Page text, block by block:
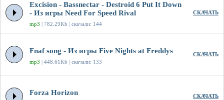
Excision - Bassnectar - Destroid 6 Put It Down
- Из игры Need For Speed Rival
mp3 | 782.29Kb | скачали: 144
СКАЧАТЬ
Fnaf song - Из игры Five Nights at Freddys
mp3 | 448.61Kb | скачали: 133
СКАЧАТЬ
Forza Horizon СКАЧАТЬ